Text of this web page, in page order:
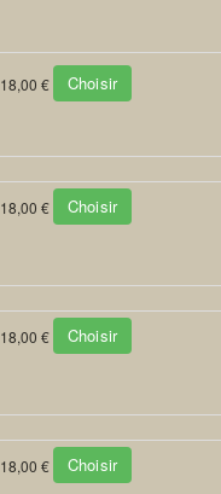
18,00 € Choisir
18,00 € Choisir
18,00 € Choisir
18,00 € Choisir